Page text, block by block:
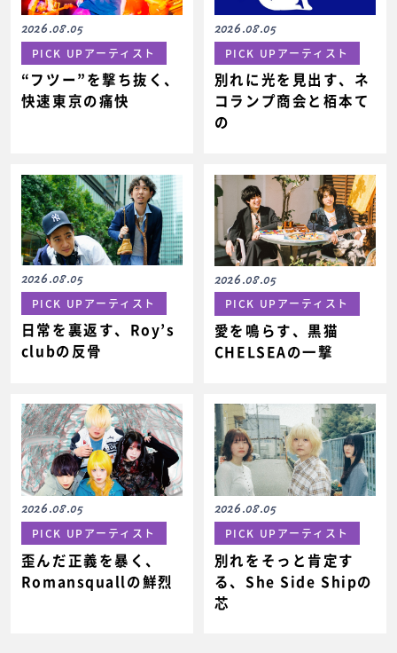
2026.08.05
PICK UPアーティスト
“フツー”を撃ち抜く、
快速東京の痛快
2026.08.05
PICK UPアーティスト
別れに光を見出す、ネ
コランプ商会と栢本て
の
2026.08.05
PICK UPアーティスト
日常を裏返す、Roy’s
clubの反骨
2026.08.05
PICK UPアーティスト
愛を鳴らす、黒猫
CHELSEAの一撃
2026.08.05
PICK UPアーティスト
歪んだ正義を暴く、
Romansquallの鮮烈
2026.08.05
PICK UPアーティスト
別れをそっと肯定す
る、She Side Shipの
芯